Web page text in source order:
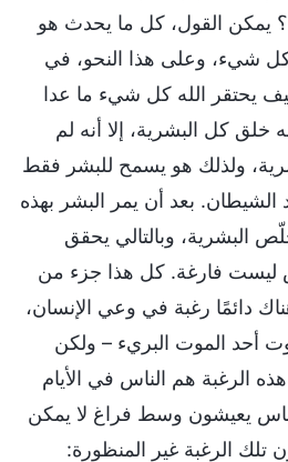
يمكن القول، كل ما يحدث هو
شيء، وعلى هذا النحو، في
يحتقر الله كل شيء ما عدا
خلق كل البشرية، إلا أنه لم
ولذلك هو يسمح للبشر فقط
بعد أن يمر البشر بهذه
البشرية، وبالتالي يحقق
ليست فارغة. كل هذا جزء من
دائمًا رغبة في وعي الإنسان،
أحد الموت البريء – ولكن
الرغبة هم الناس في الأيام
يعيشون وسط فراغ لا يمكن
تلك الرغبة غير المنظورة: